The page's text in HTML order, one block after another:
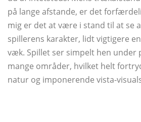
på lange afstande, er det
mig er det at være i stand til at se
spillerens karakter, lidt vigtigere
væk. Spillet ser simpelt hen under
mange områder, hvilket helt
natur og imponerende vista-